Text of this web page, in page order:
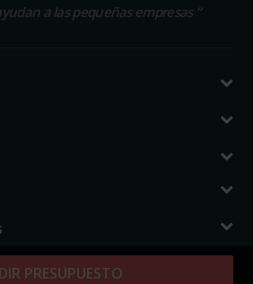
a las pequeñas empresas “
PRESUPUESTO